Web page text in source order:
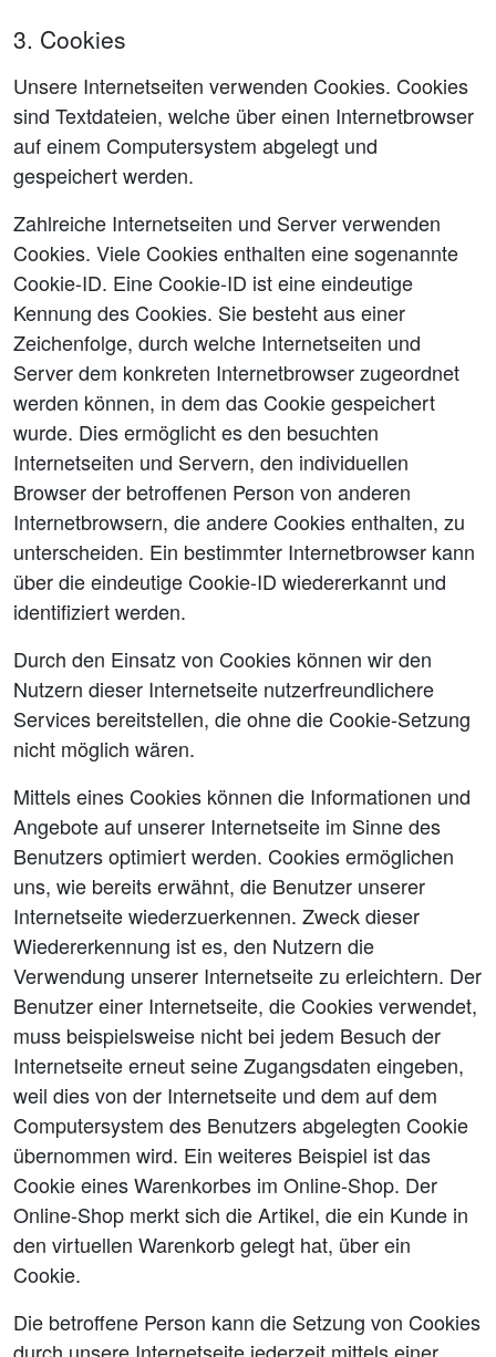
3. Cookies
Unsere Internetseiten verwenden Cookies. Cookies
sind Textdateien, welche über einen Internetbrowser
auf einem Computersystem abgelegt und
gespeichert werden.
Zahlreiche Internetseiten und Server verwenden
Cookies. Viele Cookies enthalten eine sogenannte
Cookie-ID. Eine Cookie-ID ist eine eindeutige
Kennung des Cookies. Sie besteht aus einer
Zeichenfolge, durch welche Internetseiten und
Server dem konkreten Internetbrowser zugeordnet
werden können, in dem das Cookie gespeichert
wurde. Dies ermöglicht es den besuchten
Internetseiten und Servern, den individuellen
Browser der betroffenen Person von anderen
Internetbrowsern, die andere Cookies enthalten, zu
unterscheiden. Ein bestimmter Internetbrowser kann
über die eindeutige Cookie-ID wiedererkannt und
identifiziert werden.
Durch den Einsatz von Cookies können wir den
Nutzern dieser Internetseite nutzerfreundlichere
Services bereitstellen, die ohne die Cookie-Setzung
nicht möglich wären.
Mittels eines Cookies können die Informationen und
Angebote auf unserer Internetseite im Sinne des
Benutzers optimiert werden. Cookies ermöglichen
uns, wie bereits erwähnt, die Benutzer unserer
Internetseite wiederzuerkennen. Zweck dieser
Wiedererkennung ist es, den Nutzern die
Verwendung unserer Internetseite zu erleichtern. Der
Benutzer einer Internetseite, die Cookies verwendet,
muss beispielsweise nicht bei jedem Besuch der
Internetseite erneut seine Zugangsdaten eingeben,
weil dies von der Internetseite und dem auf dem
Computersystem des Benutzers abgelegten Cookie
übernommen wird. Ein weiteres Beispiel ist das
Cookie eines Warenkorbes im Online-Shop. Der
Online-Shop merkt sich die Artikel, die ein Kunde in
den virtuellen Warenkorb gelegt hat, über ein
Cookie.
Die betroffene Person kann die Setzung von Cookies
durch unsere Internetseite jederzeit mittels einer